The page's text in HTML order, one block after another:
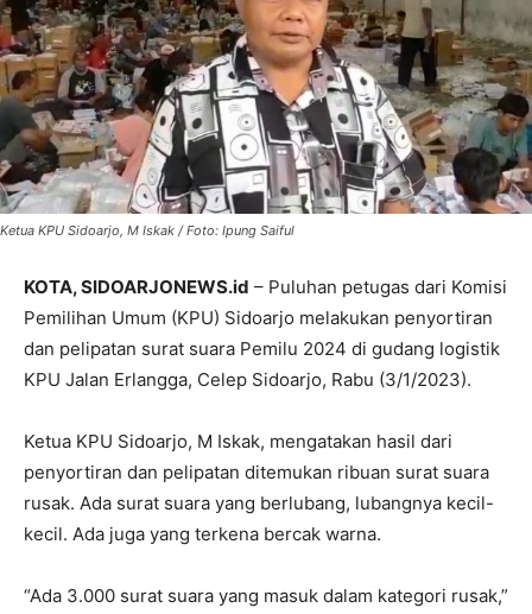
Ketua KPU Sidoarjo, M Iskak / Foto: Ipung Saiful
KOTA, SIDOARJONEWS.id – Puluhan petugas dari Komisi
Pemilihan Umum (KPU) Sidoarjo melakukan penyortiran
dan pelipatan surat suara Pemilu 2024 di gudang logistik
KPU Jalan Erlangga, Celep Sidoarjo, Rabu (3/1/2023).
Ketua KPU Sidoarjo, M Iskak, mengatakan hasil dari
penyortiran dan pelipatan ditemukan ribuan surat suara
rusak. Ada surat suara yang berlubang, lubangnya kecil-
kecil. Ada juga yang terkena bercak warna.
“Ada 3.000 surat suara yang masuk dalam kategori rusak,”